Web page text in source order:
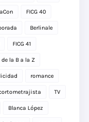
FICG 40
Berlinale
FICG 41
la B a la Z
romance
TV
Blanca López